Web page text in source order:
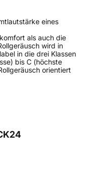
eines
als auch die
wird in
in die drei Klassen
bis C (höchste
orientiert